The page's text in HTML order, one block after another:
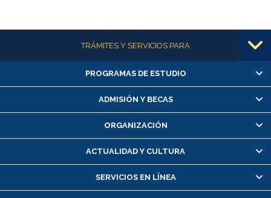
Más informaciónTRÁMITES Y SERVICIOS PARA
Alumnas/os y exalumnas/os
Matrícula en línea
Inscripción y cambio de asignaturas
Consulta y certificado de notas
Servicio médico y dental
Pago de arancel y crédito alumnos
PROGRAMAS DE ESTUDIO
ADMISIÓN Y BECAS
ORGANIZACIÓN
ACTUALIDAD Y CULTURA
SERVICIOS EN LÍNEA